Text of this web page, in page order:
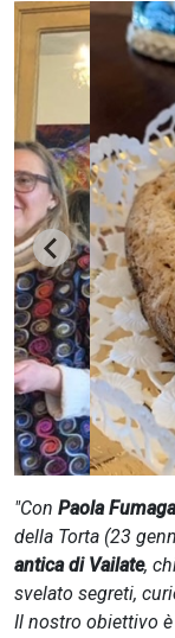
CERCA
"Con Paola
della Torta (23
antica di Vailate,
svelato segreti,
Il nostro obiettivo